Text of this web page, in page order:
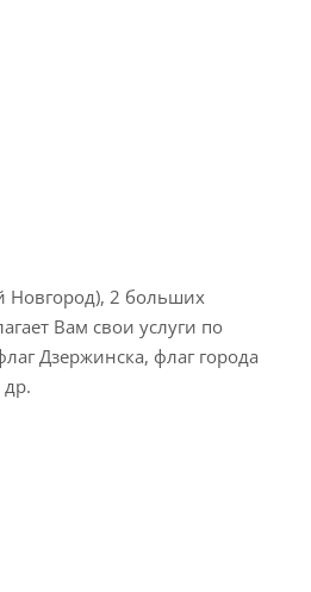
Новгород), 2 больших
Вам свои услуги по
Дзержинска, флаг города
др.